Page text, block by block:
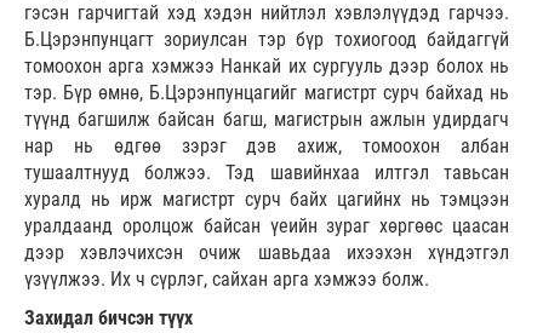
гэсэн гарчигтай хэд хэдэн нийтлэл хэвлэлүүдэд гарчээ.
Б.Цэрэнпунцагт зориулсан тэр бүр тохиогоод байдаггүй
томоохон арга хэмжээ Нанкай их сургууль дээр болох нь
тэр. Бүр өмнө, Б.Цэрэнпунцагийг магистрт сурч байхад нь
түүнд багшилж байсан багш, магистрын ажлын удирдагч
нар нь өдгөө зэрэг дэв ахиж, томоохон албан
тушаалтнууд болжээ. Тэд шавийнхаа илтгэл тавьсан
хуралд нь ирж магистрт сурч байх цагийнх нь тэмцээн
уралдаанд оролцож байсан үеийн зураг хөргөөс цаасан
дээр хэвлэчихсэн очиж шавьдаа ихээхэн хүндэтгэл
үзүүлжээ. Их ч сүрлэг, сайхан арга хэмжээ болж.
Захидал бичсэн түүх